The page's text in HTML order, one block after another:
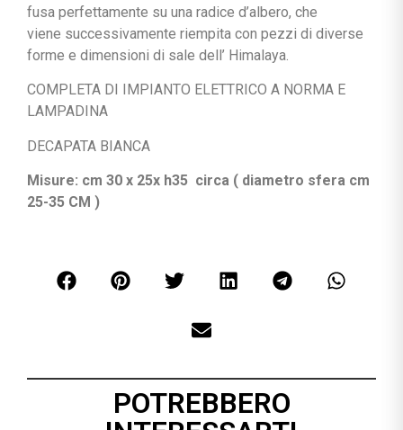
fusa perfettamente su una radice d’albero, che
viene successivamente riempita con pezzi di diverse
forme e dimensioni di sale dell’ Himalaya.
COMPLETA DI IMPIANTO ELETTRICO A NORMA E
LAMPADINA
DECAPATA BIANCA
Misure: cm 30 x 25x h35 circa ( diametro sfera cm
25-35 CM )
POTREBBERO